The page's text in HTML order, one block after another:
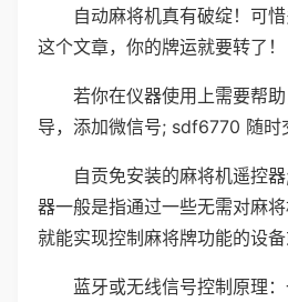
自动麻将机真有破绽！可
这个文章，你的牌运就要转了！
若你在仪器使用上需要帮
导，添加微信号; sdf6770 随时
自贡免安装的麻将机遥控
器一般是指通过一些无需对麻
就能实现控制麻将牌功能的设备
蓝牙或无线信号控制原理